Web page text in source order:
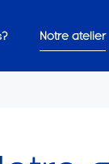
Notre atelier